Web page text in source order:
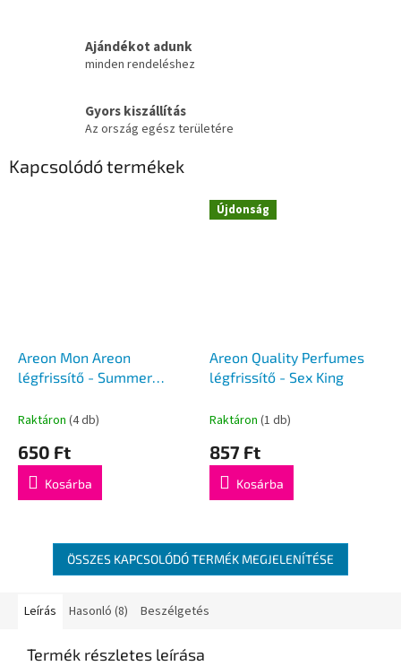
Ajándékot adunk
minden rendeléshez
Gyors kiszállítás
Az ország egész területére
Kapcsolódó termékek
Areon Mon Areon
légfrissítő - Summer
Raktáron (4 db)
650 Ft
Kosárba
Újdonság
Areon Quality Perfumes
légfrissítő - Sex King
Raktáron (1 db)
857 Ft
Kosárba
ÖSSZES KAPCSOLÓDÓ TERMÉK MEGJELENÍTÉSE
Leírás Hasonló (8) Beszélgetés
Termék részletes leírása